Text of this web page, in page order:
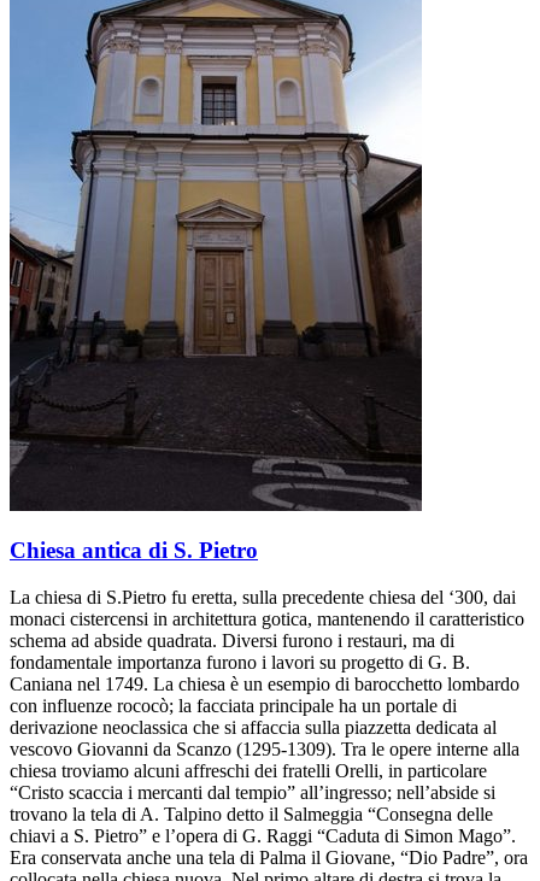
Chiesa antica di S. Pietro
La chiesa di S.Pietro fu eretta, sulla precedente chiesa del ‘300, dai
monaci cistercensi in architettura gotica, mantenendo il caratteristico
schema ad abside quadrata. Diversi furono i restauri, ma di
fondamentale importanza furono i lavori su progetto di G. B.
Caniana nel 1749. La chiesa è un esempio di barocchetto lombardo
con influenze rococò; la facciata principale ha un portale di
derivazione neoclassica che si affaccia sulla piazzetta dedicata al
vescovo Giovanni da Scanzo (1295-1309). Tra le opere interne alla
chiesa troviamo alcuni affreschi dei fratelli Orelli, in particolare
“Cristo scaccia i mercanti dal tempio” all’ingresso; nell’abside si
trovano la tela di A. Talpino detto il Salmeggia “Consegna delle
chiavi a S. Pietro” e l’opera di G. Raggi “Caduta di Simon Mago”.
Era conservata anche una tela di Palma il Giovane, “Dio Padre”, ora